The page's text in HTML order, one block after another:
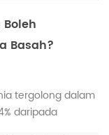
Basah?
tergolong dalam
daripada